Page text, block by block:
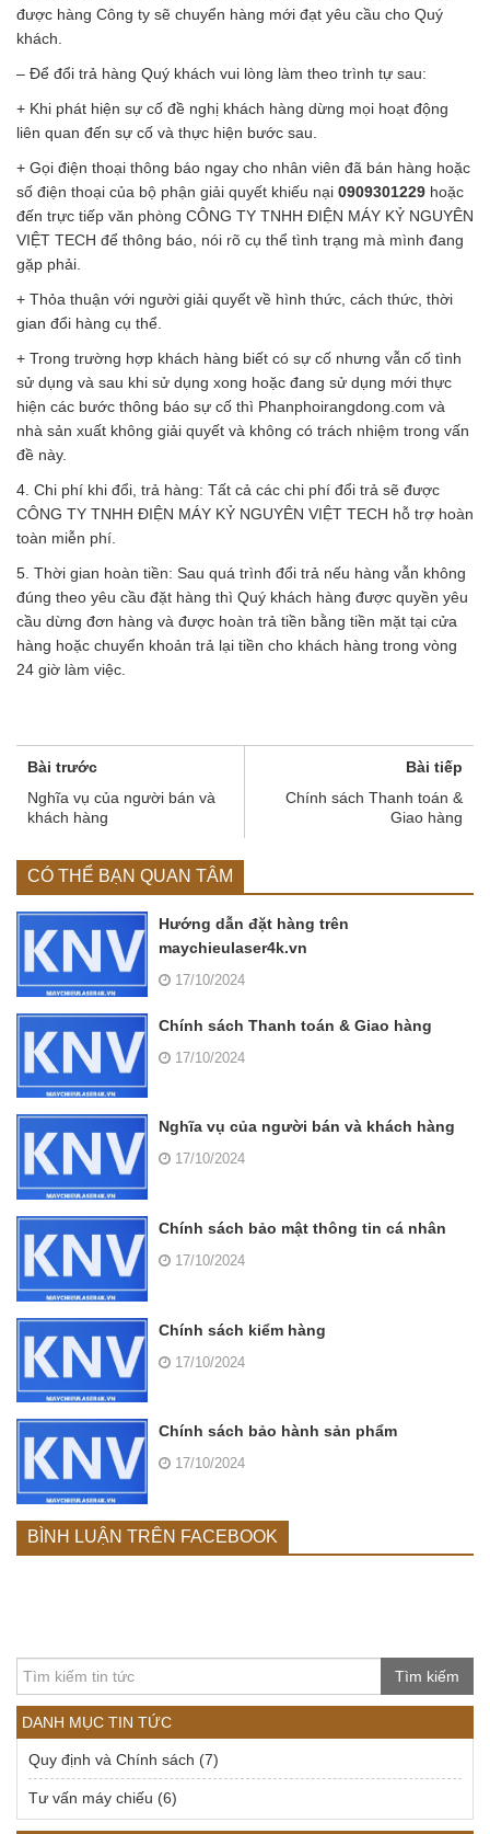
được hàng Công ty sẽ chuyển hàng mới đạt yêu cầu cho Quý
khách.
– Để đổi trả hàng Quý khách vui lòng làm theo trình tự sau:
+ Khi phát hiện sự cố đề nghị khách hàng dừng mọi hoạt động
liên quan đến sự cố và thực hiện bước sau.
+ Gọi điện thoại thông báo ngay cho nhân viên đã bán hàng hoặc
số điện thoại của bộ phận giải quyết khiếu nại 0909301229 hoặc
đến trực tiếp văn phòng CÔNG TY TNHH ĐIỆN MÁY KỶ NGUYÊN
VIỆT TECH để thông báo, nói rõ cụ thể tình trạng mà mình đang
gặp phải.
+ Thỏa thuận với người giải quyết về hình thức, cách thức, thời
gian đổi hàng cụ thể.
+ Trong trường hợp khách hàng biết có sự cố nhưng vẫn cố tình
sử dụng và sau khi sử dụng xong hoặc đang sử dụng mới thực
hiện các bước thông báo sự cố thì Phanphoirangdong.com và
nhà sản xuất không giải quyết và không có trách nhiệm trong vấn
đề này.
4. Chi phí khi đổi, trả hàng: Tất cả các chi phí đổi trả sẽ được
CÔNG TY TNHH ĐIỆN MÁY KỶ NGUYÊN VIỆT TECH hỗ trợ hoàn
toàn miễn phí.
5. Thời gian hoàn tiền: Sau quá trình đổi trả nếu hàng vẫn không
đúng theo yêu cầu đặt hàng thì Quý khách hàng được quyền yêu
cầu dừng đơn hàng và được hoàn trả tiền bằng tiền mặt tại cửa
hàng hoặc chuyển khoản trả lại tiền cho khách hàng trong vòng
24 giờ làm việc.
Bài trước
Nghĩa vụ của người bán và
khách hàng
Bài tiếp
Chính sách Thanh toán &
Giao hàng
CÓ THỂ BẠN QUAN TÂM
Hướng dẫn đặt hàng trên
maychieulaser4k.vn
17/10/2024
Chính sách Thanh toán & Giao hàng
17/10/2024
Nghĩa vụ của người bán và khách hàng
17/10/2024
Chính sách bảo mật thông tin cá nhân
17/10/2024
Chính sách kiểm hàng
17/10/2024
Chính sách bảo hành sản phẩm
17/10/2024
BÌNH LUẬN TRÊN FACEBOOK
Tìm kiếm
DANH MỤC TIN TỨC
Quy định và Chính sách (7)
Tư vấn máy chiếu (6)